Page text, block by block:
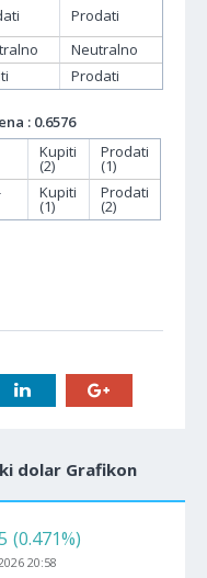
Prodati
Neutralno
Prodati
: 0.6576
Kupiti
(2)
Prodati
(1)
Kupiti
(1)
Prodati
(2)
dolar Grafikon
(0.471%)
20:58